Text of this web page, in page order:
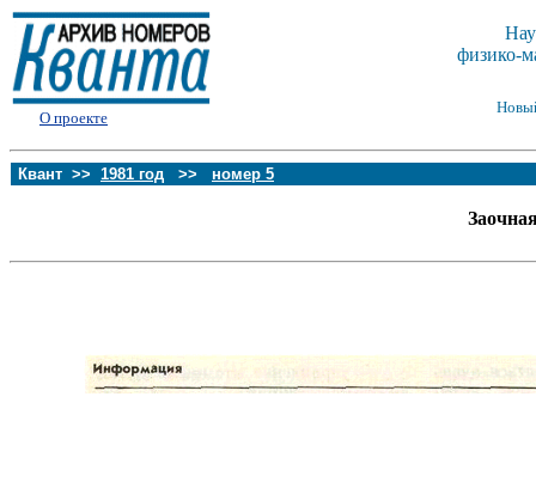
О проекте
физико-
Квант >> 1981 год >> номер 5